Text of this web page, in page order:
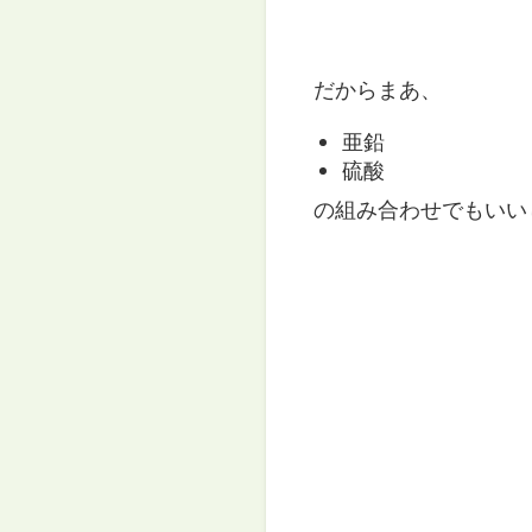
だからまあ、
亜鉛
硫酸
の組み合わせでもい